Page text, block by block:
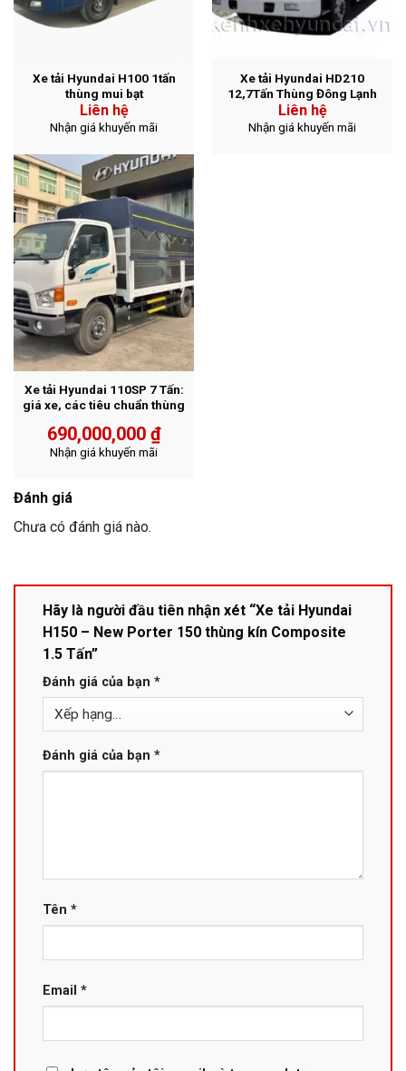
Xe tải Hyundai H100 1tấn
thùng mui bạt
Liên hệ
Nhận giá khuyến mãi
Xe tải Hyundai HD210
12,7Tấn Thùng Đông Lạnh
Liên hệ
Nhận giá khuyến mãi
Xe tải Hyundai 110SP 7 Tấn:
giá xe, các tiêu chuẩn thùng
690,000,000 ₫
Nhận giá khuyến mãi
Đánh giá
Chưa có đánh giá nào.
Hãy là người đầu tiên nhận xét “Xe tải Hyundai
H150 – New Porter 150 thùng kín Composite
1.5 Tấn”
Đánh giá của bạn *
Đánh giá của bạn *
Tên *
Email *